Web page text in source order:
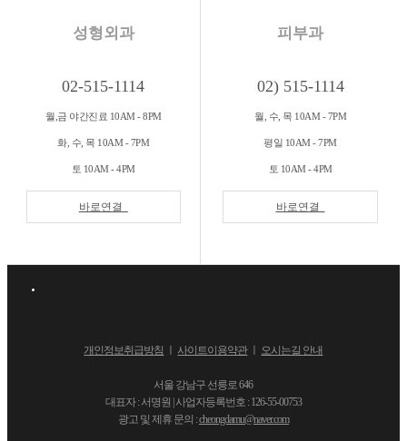
성형외과
02-515-1114
월,금 야간진료 10AM - 8PM
화, 수, 목 10AM - 7PM
토 10AM - 4PM
바로연결
피부과
02) 515-1114
월, 수, 목 10AM - 7PM
평일 10AM - 7PM
토 10AM - 4PM
바로연결
개인정보취급방침 ㅣ 사이트이용약관ㅣ 오시는길 안내
서울 강남구 선릉로 646
대표자 : 서명원 | 사업자등록번호 : 126-55-00753
광고 및 제휴 문의 :cheongdamu@naver.com